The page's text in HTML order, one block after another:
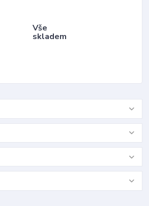
Vše
skladem